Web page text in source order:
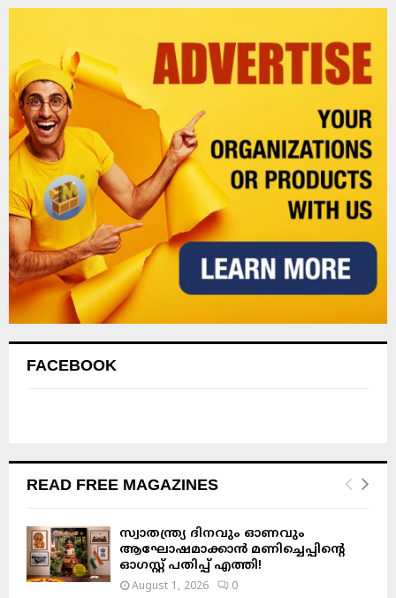
FACEBOOK
READ FREE MAGAZINES
സ്വാതന്ത്ര്യ ദിനവും ഓണവും
ആഘോഷമാക്കാൻ മണിച്ചെപ്പിന്റെ
ഓഗസ്റ്റ് പതിപ്പ് എത്തി!
August 1, 2026 0